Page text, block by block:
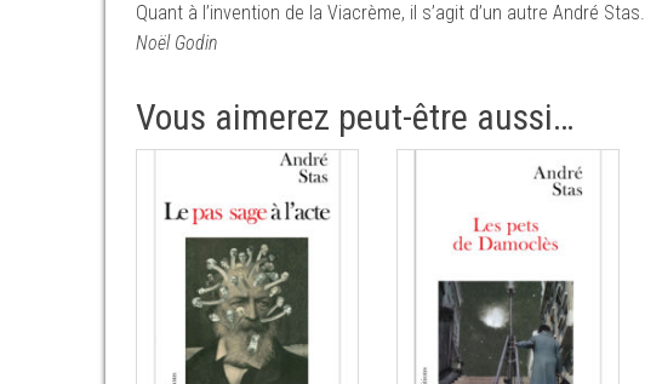
Quant à l’invention de la Viacrème, il s’agit d’un autre André Stas.
Noël Godin
Vous aimerez peut-être aussi…